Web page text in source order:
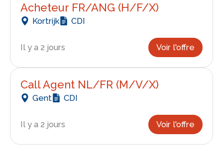
Acheteur FR/ANG (H/F/X)
Kortrijk CDI
Il y a 2 jours Voir l'offre
Call Agent NL/FR (M/V/X)
Gent CDI
Il y a 2 jours Voir l'offre